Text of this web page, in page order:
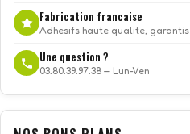
Fabrication francaise
Adhesifs haute qualite, garantis
Une question ?
03.80.39.97.38 — Lun-Ven